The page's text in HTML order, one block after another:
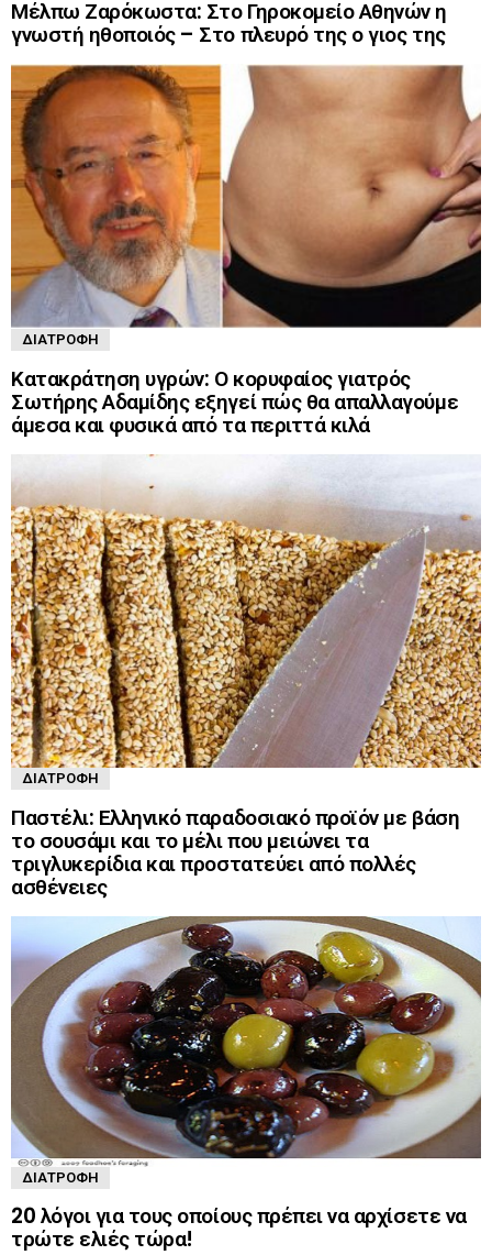
Μέλπω Ζαρόκωστα: Στο Γηροκομείο Αθηνών η
γνωστή ηθοποιός – Στο πλευρό της ο γιος της
ΔΙΑΤΡΟΦΉ
Κατακράτηση υγρών: Ο κορυφαίος γιατρός
Σωτήρης Αδαμίδης εξηγεί πώς θα απαλλαγούμε
άμεσα και φυσικά από τα περιττά κιλά
ΔΙΑΤΡΟΦΉ
Παστέλι: Ελληνικό παραδοσιακό προϊόν με βάση
το σουσάμι και το μέλι που μειώνει τα
τριγλυκερίδια και προστατεύει από πολλές
ασθένειες
ΔΙΑΤΡΟΦΉ
20 λόγοι για τους οποίους πρέπει να αρχίσετε να
τρώτε ελιές τώρα!